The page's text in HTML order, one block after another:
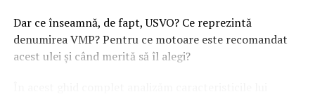
Cadouri pentru mame: a ta și a lui– 64.99-99.99
lei(Multivitamine și minerale pentru femei 64.99 lei,
Perle bronzante 71.99 lei, Set Amber Elixir 99.99 lei)
Dar ce înseamnă, de fapt, USVO? Ce reprezintă
denumirea VMP? Pentru ce motoare este recomandat
acest ulei și când merită să îl alegi?